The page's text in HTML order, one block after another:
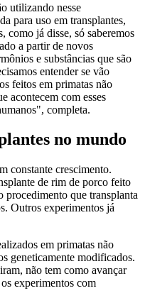
utilizando nesse
para uso em transplantes,
já disse, só saberemos
a partir de novos
e substâncias que são
entender se vão
feitos em primatas não
acontecem com esses
completa.
no mundo
constante crescimento.
de rim de porco feito
que transplanta
Outros experimentos já
em primatas não
geneticamente modificados.
não tem como avançar
experimentos com